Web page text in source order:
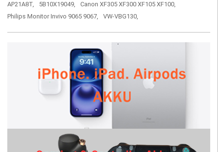
AP21A8T,
5B10X19049,
Canon XF305 XF300 XF105 XF100,
Philips Monitor Invivo 9065 9067,
VW-VBG130,